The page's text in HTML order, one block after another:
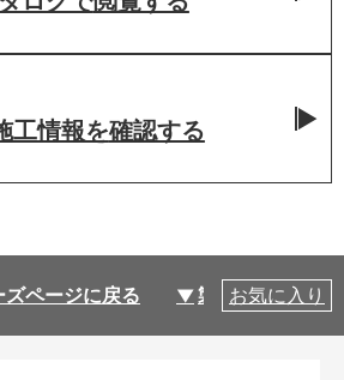
工情報を確認する
ページに戻る 製品仕様
お気に入り